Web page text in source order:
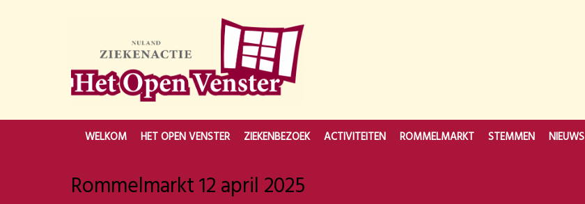
WELKOM HET OPEN VENSTER ZIEKENBEZOEK ACTIVITEITEN ROMMELMARKT STEMMEN NIEUWS
Rommelmarkt 12 april 2025